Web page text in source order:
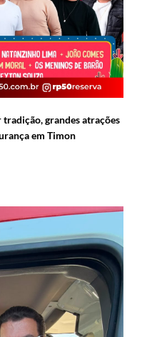
grandes atrações
em Timon